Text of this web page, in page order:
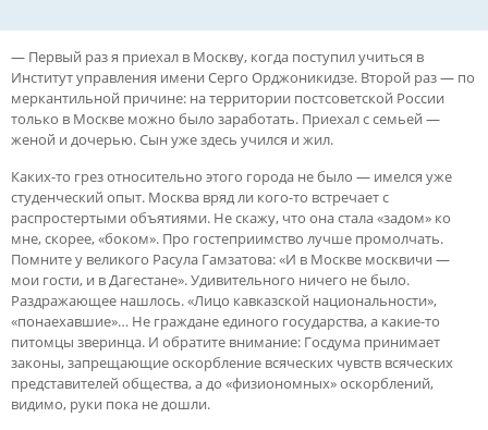
— Первый раз я приехал в Москву, когда поступил учиться в
Институт управления имени Серго Орджоникидзе. Второй раз — по
меркантильной причине: на территории постсоветской России
только в Москве можно было заработать. Приехал с семьей —
женой и дочерью. Сын уже здесь учился и жил.
Каких-то грез относительно этого города не было — имелся уже
студенческий опыт. Москва вряд ли кого-то встречает с
распростертыми объятиями. Не скажу, что она стала «задом» ко
мне, скорее, «боком». Про гостеприимство лучше промолчать.
Помните у великого Расула Гамзатова: «И в Москве москвичи —
мои гости, и в Дагестане». Удивительного ничего не было.
Раздражающее нашлось. «Лицо кавказской национальности»,
«понаехавшие»… Не граждане единого государства, а какие-то
питомцы зверинца. И обратите внимание: Госдума принимает
законы, запрещающие оскорбление всяческих чувств всяческих
представителей общества, а до «физиономных» оскорблений,
видимо, руки пока не дошли.